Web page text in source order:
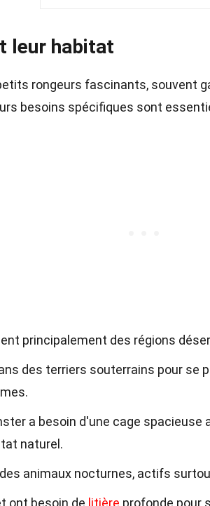
leur habitat
rongeurs fascinants, souvent
besoins spécifiques sont
principalement des régions
des terriers souterrains pour se
a besoin d'une cage
naturel.
animaux nocturnes, actifs
ont besoin de litière profonde pour